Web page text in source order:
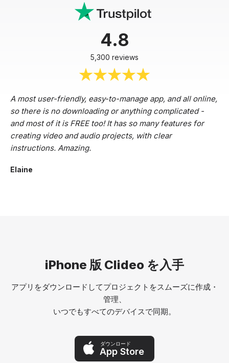
4.8
5,300 reviews
A most user-friendly, easy-to-manage app, and all online,
so there is no downloading or anything complicated -
and most of it is FREE too! It has so many features for
creating video and audio projects, with clear
instructions. Amazing.
Elaine
iPhone 版 Clideo を入手
アプリをダウンロードしてプロジェクトをスムーズに作成・
管理、
いつでもすべてのデバイスで同期。
ダウンロード
App Store